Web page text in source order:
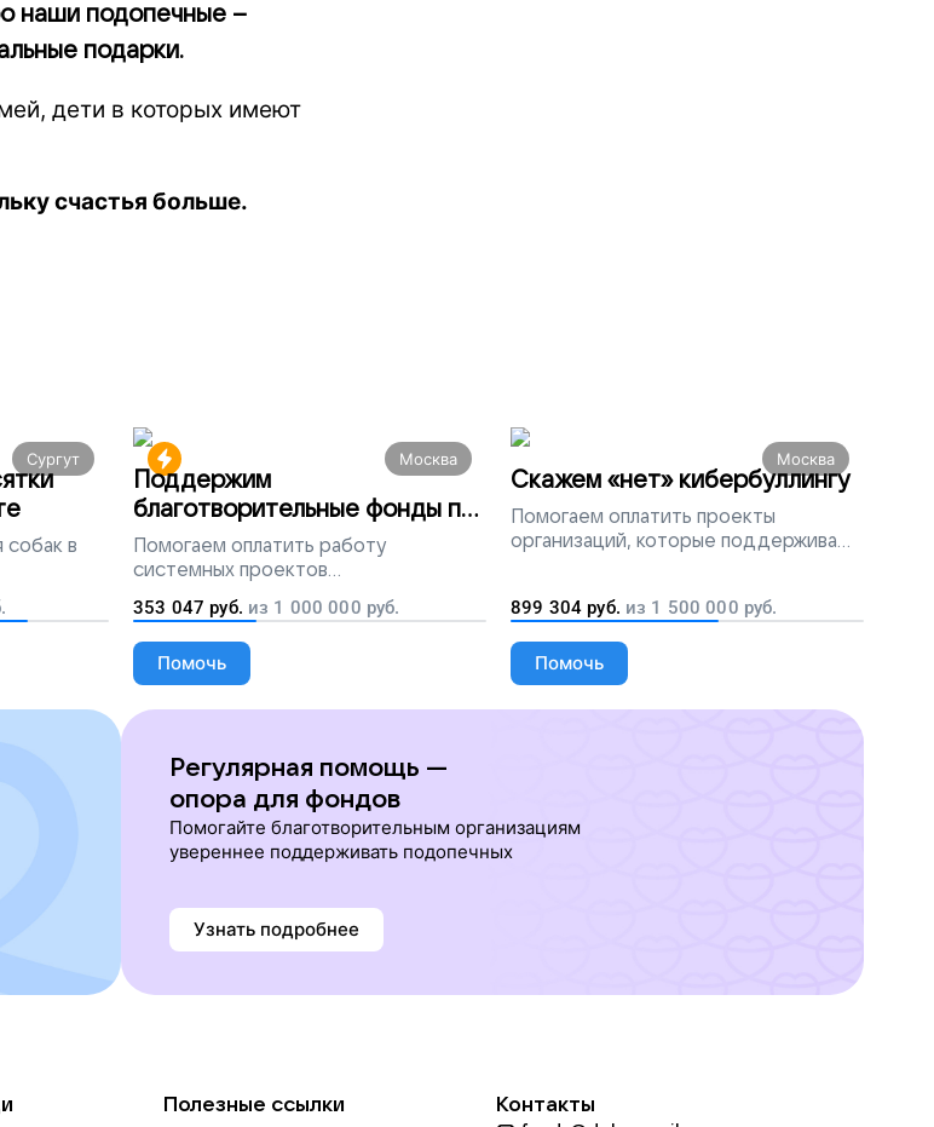
наши подопечные –
подарки.
дети в которых имеют
счастья больше.
Сургут
собак в
Москва
Поддержим
благотворительные фонды по
всей России
Помогаем оплатить работу
системных проектов
благотворительных организаций
353 047 руб. из 1 000 000 руб.
Помочь
Москва
Скажем «нет» кибербуллингу
Помогаем оплатить проекты
организаций, которые поддерживают
899 304 руб. из 1 500 000 руб.
Помочь
Регулярная помощь —
опора для фондов
Помогайте благотворительным организациям
увереннее поддерживать подопечных
Узнать подробнее
Полезные ссылки Контакты